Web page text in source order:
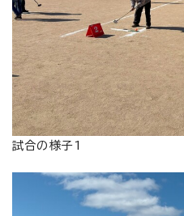
試合の様子1